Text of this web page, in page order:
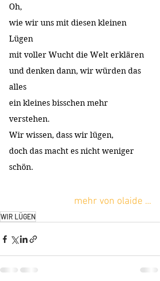
Oh,
wie wir uns mit diesen kleinen
Lügen
mit voller Wucht die Welt erklären
und denken dann, wir würden das
alles
ein kleines bisschen mehr
verstehen.
Wir wissen, dass wir lügen,
doch das macht es nicht weniger
schön.
mehr von olaide ...
WIR LÜGEN